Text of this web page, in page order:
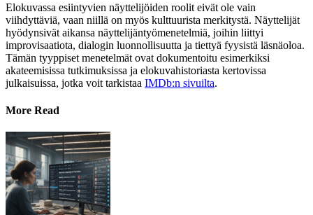
Elokuvassa esiintyvien näyttelijöiden roolit eivät ole vain
viihdyttäviä, vaan niillä on myös kulttuurista merkitystä. Näyttelijät
hyödynsivät aikansa näyttelijäntyömenetelmiä, joihin liittyi
improvisaatiota, dialogin luonnollisuutta ja tiettyä fyysistä läsnäoloa.
Tämän tyyppiset menetelmät ovat dokumentoitu esimerkiksi
akateemisissa tutkimuksissa ja elokuvahistoriasta kertovissa
julkaisuissa, jotka voit tarkistaa IMDb:n sivuilta.
More Read